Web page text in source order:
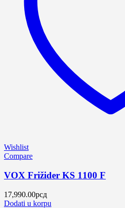
Wishlist
Compare
VOX Frižider KS 1100 F
17,990.00рсд
Dodati u korpu